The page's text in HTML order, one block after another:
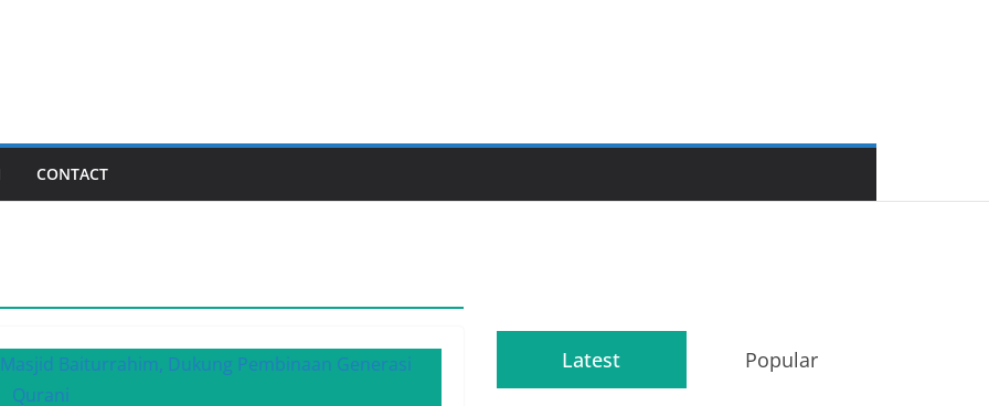
CONTACT
Latest Popular